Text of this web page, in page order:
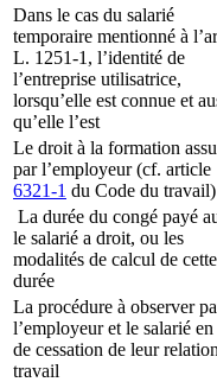
Dans le cas du salarié
temporaire mentionné à
L. 1251-1, l’identité de
l’entreprise utilisatrice,
lorsqu’elle est connue et
qu’elle l’est
Le droit à la formation
par l’employeur (cf. article
6321-1 du Code du travail)
La durée du congé payé
le salarié a droit, ou les
modalités de calcul de cette
durée
La procédure à observer
l’employeur et le salarié en
de cessation de leur
travail